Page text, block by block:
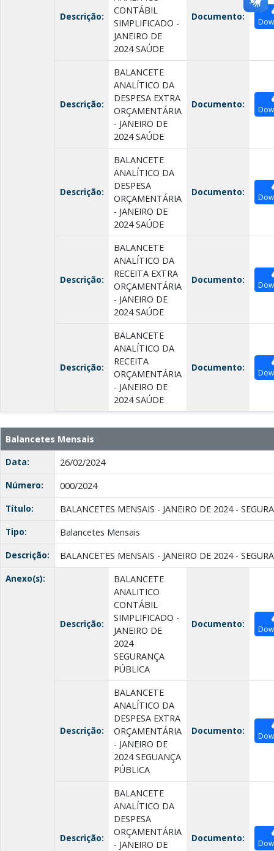
Descrição:
CONTÁBIL
SIMPLIFICADO -
JANEIRO DE
2024 SAÚDE
Documento:
Descrição:
BALANCETE
ANALÍTICO DA
DESPESA EXTRA
ORÇAMENTÁRIA
- JANEIRO DE
2024 SAÚDE
Documento:
Descrição:
BALANCETE
ANALÍTICO DA
DESPESA
ORÇAMENTÁRIA
- JANEIRO DE
2024 SAÚDE
Documento:
Descrição:
BALANCETE
ANALÍTICO DA
RECEITA EXTRA
ORÇAMENTÁRIA
- JANEIRO DE
2024 SAÚDE
Documento:
Descrição:
BALANCETE
ANALÍTICO DA
RECEITA
ORÇAMENTÁRIA
- JANEIRO DE
2024 SAÚDE
Documento:
Balancetes Mensais
Data:
26/02/2024
Número:
000/2024
Título:
BALANCETES MENSAIS - JANEIRO DE 2024 -
Tipo:
Balancetes Mensais
Descrição:
BALANCETES MENSAIS - JANEIRO DE 2024 -
Anexo(s):
Descrição:
BALANCETE
ANALITICO
CONTÁBIL
SIMPLIFICADO -
JANEIRO DE
2024
SEGURANÇA
PÚBLICA
Documento:
Descrição:
BALANCETE
ANALÍTICO DA
DESPESA EXTRA
ORÇAMENTÁRIA
- JANEIRO DE
2024 SEGUANÇA
PÚBLICA
Documento:
Descrição:
BALANCETE
ANALÍTICO DA
DESPESA
ORÇAMENTÁRIA
- JANEIRO DE
Documento: